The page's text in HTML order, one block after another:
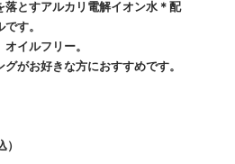
落とすアルカリ電解イオン水＊配
す。
イルフリー。
がお好きな方におすすめです。